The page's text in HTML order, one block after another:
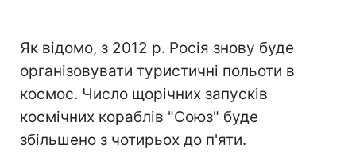
Як відомо, з 2012 р. Росія знову буде
організовувати туристичні польоти в
космос. Число щорічних запусків
космічних кораблів "Союз" буде
збільшено з чотирьох до п'яти.